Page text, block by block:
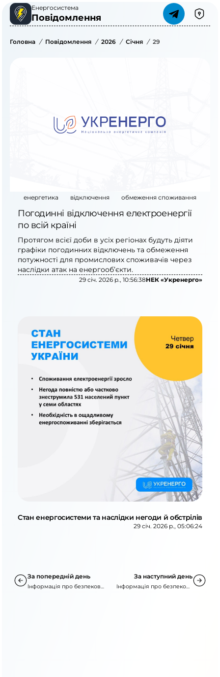
Енергосистема
Повідомлення
Стан енергосистеми та наслідки негоди й обстрілів
29 січ. 2026 р., 05:06:24
Головна / Повідомлення / 2026 / Січня / 29
енергетика відключення обмеження споживання
Погодинні відключення електроенергії
по всій країні
Протягом всієї доби в усіх регіонах будуть діяти
графіки погодинних відключень та обмеження
потужності для промислових споживачів через
наслідки атак на енергооб’єкти.
29 січ. 2026 р., 10:56:38НЕК «Укренерго»
За попередній день
Інформація про безпекову
За наступний день
Інформація про безпекову